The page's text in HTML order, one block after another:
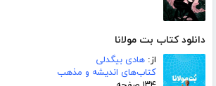
دانلود کتاب بت مولانا
از: هادی بیگدلی
کتاب‌های اندیشه و مذهب